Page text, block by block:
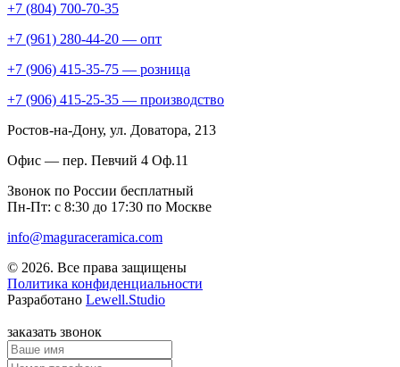
+7 (804) 700-70-35
+7 (961) 280-44-20 — опт
+7 (906) 415-35-75 — розница
+7 (906) 415-25-35 — производство
Ростов-на-Дону, ул. Доватора, 213
Офис — пер. Певчий 4 Оф.11
Звонок по России бесплатный
Пн-Пт: с 8:30 до 17:30 по Москве
info@maguraceramica.com
© 2026. Все права защищены
Политика конфиденциальности
Разработано Lewell.Studio
заказать звонок